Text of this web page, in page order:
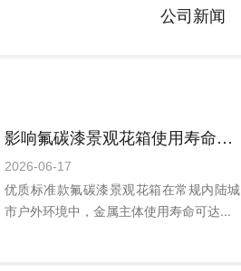
公司新闻
影响氟碳漆景观花箱使用寿命的核心因素
2026-06-17
优质标准款氟碳漆景观花箱在常规内陆城
市户外环境中，金属主体使用寿命可达...